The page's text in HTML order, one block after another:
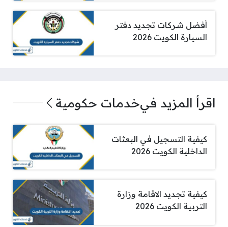
أفضل شركات تجديد دفتر
السيارة الكويت 2026
اقرأ المزيد فيخدمات حكومية
كيفية التسجيل في البعثات
الداخلية الكويت 2026
كيفية تجديد الاقامة وزارة
التربية الكويت 2026